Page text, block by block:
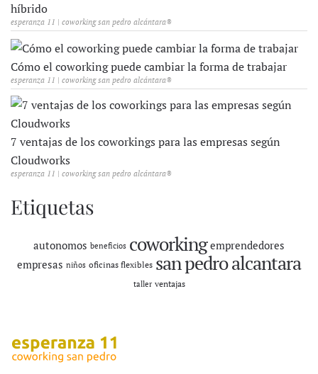
híbrido
esperanza 11 | coworking san pedro alcántara®
Cómo el coworking puede cambiar la forma de trabajar
esperanza 11 | coworking san pedro alcántara®
7 ventajas de los coworkings para las empresas según
Cloudworks
esperanza 11 | coworking san pedro alcántara®
Etiquetas
autonomos beneficios coworking emprendedores
empresas niños oficinas flexibles san pedro alcantara
taller ventajas